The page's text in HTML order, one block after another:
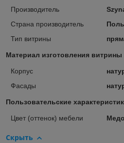
Производитель
Страна производитель
Тип витрины
Материал изготовления витрины
Корпус
Фасады
Пользовательские
Цвет (оттенок) мебели
Скрыть